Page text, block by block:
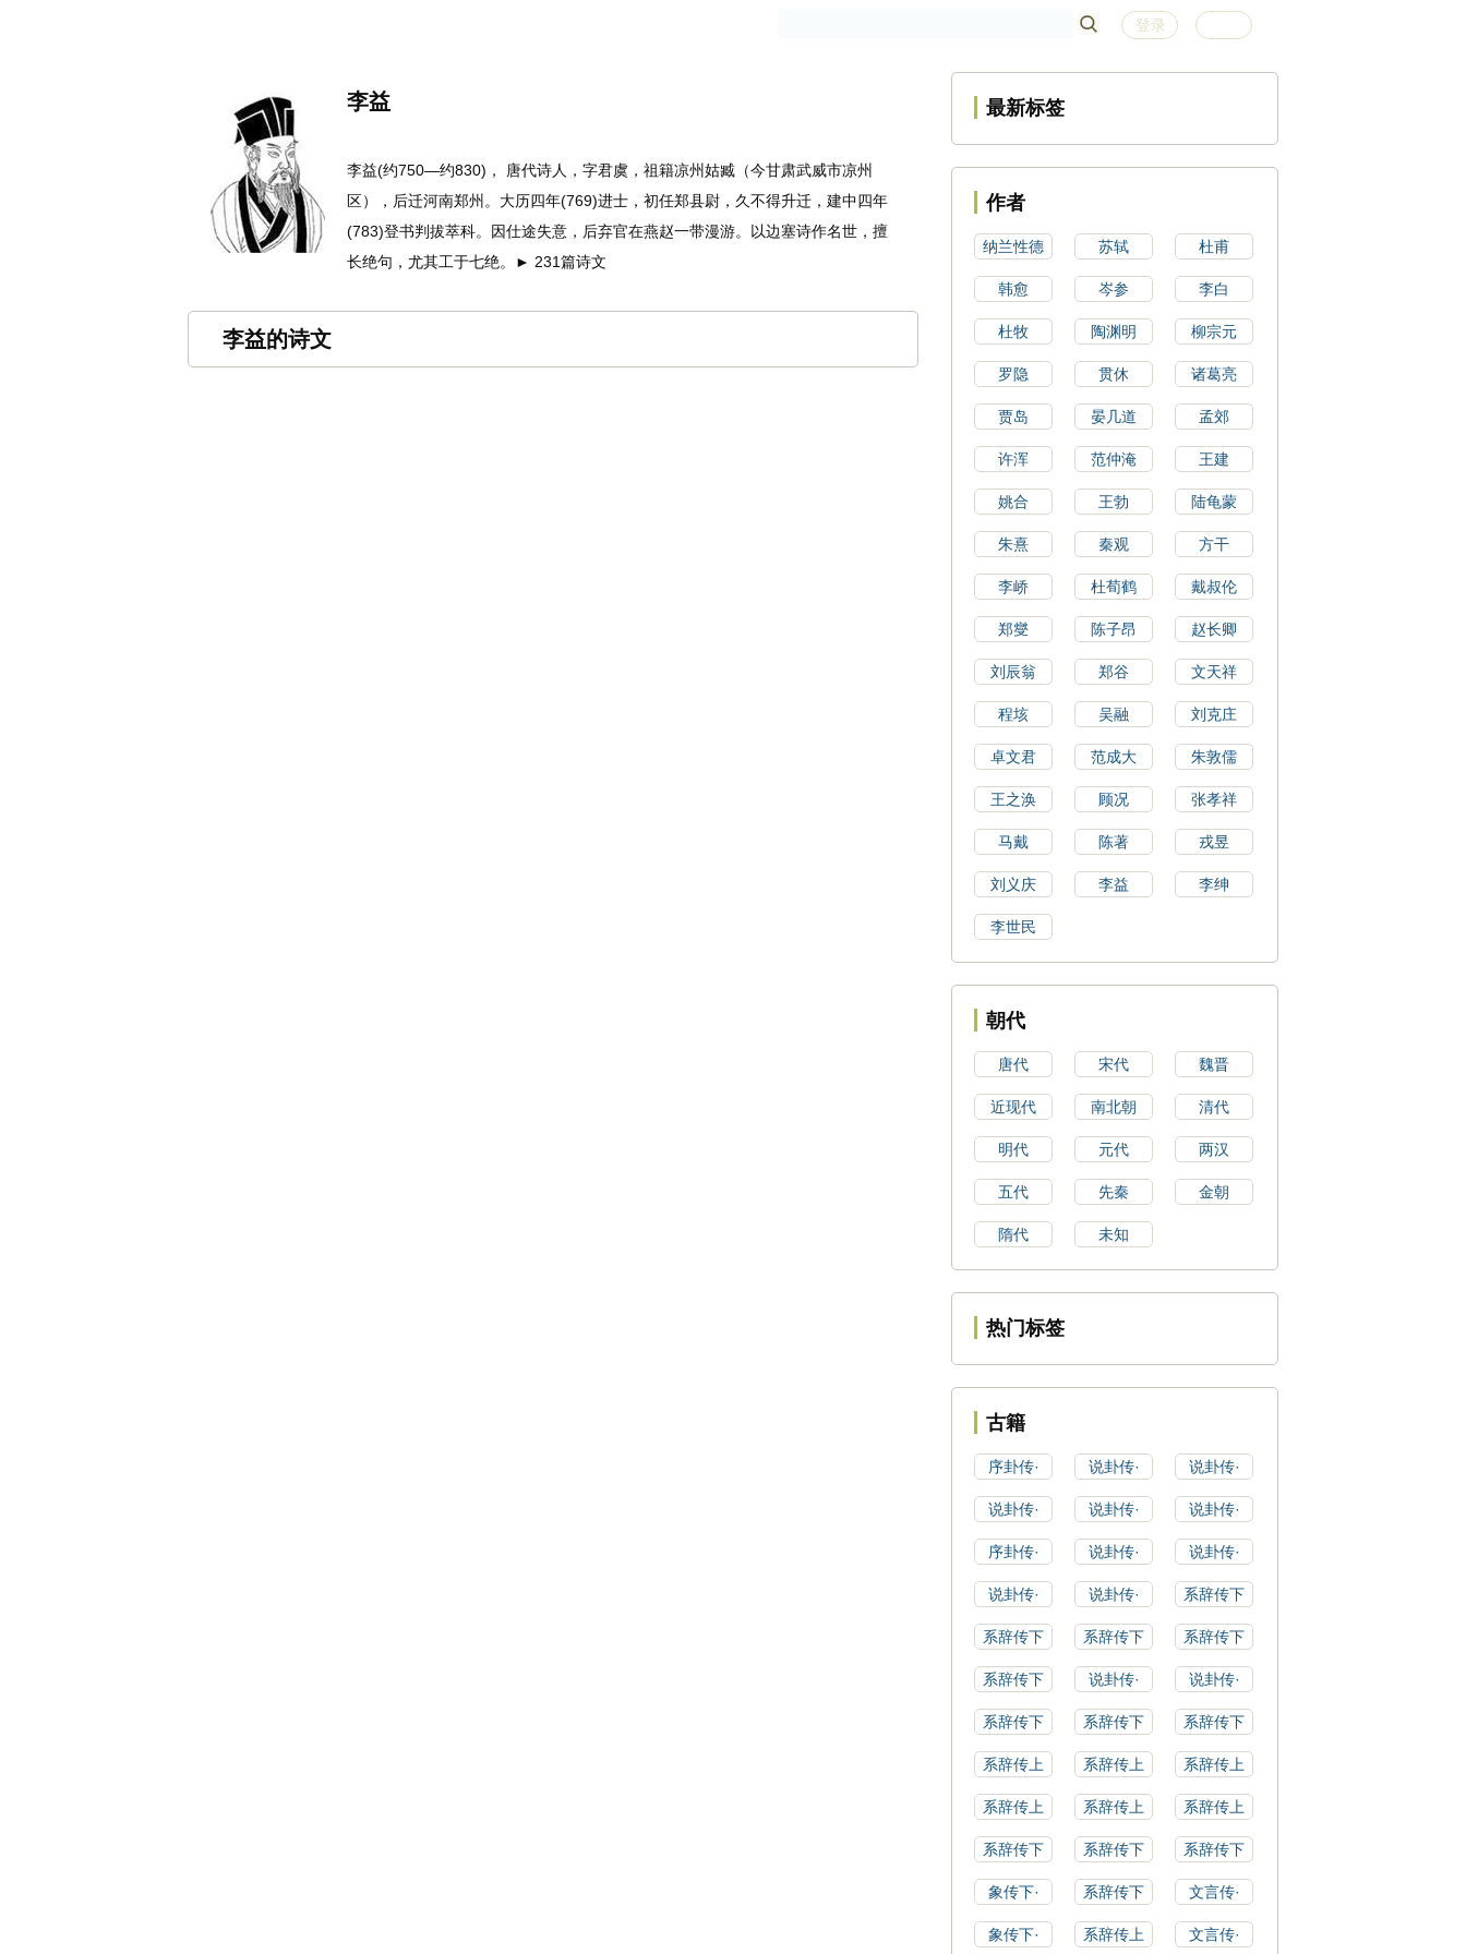
登录
李益
李益(约750—约830)， 唐代诗人，字君虞，祖籍凉州姑臧（今甘肃武威市凉州
区），后迁河南郑州。大历四年(769)进士，初任郑县尉，久不得升迁，建中四年
(783)登书判拔萃科。因仕途失意，后弃官在燕赵一带漫游。以边塞诗作名世，擅
长绝句，尤其工于七绝。► 231篇诗文
李益的诗文
最新标签
作者
纳兰性德 苏轼 杜甫
韩愈 岑参 李白
杜牧 陶渊明 柳宗元
罗隐 贯休 诸葛亮
贾岛 晏几道 孟郊
许浑 范仲淹 王建
姚合 王勃 陆龟蒙
朱熹 秦观 方干
李峤 杜荀鹤 戴叔伦
郑燮 陈子昂 赵长卿
刘辰翁 郑谷 文天祥
程垓 吴融 刘克庄
卓文君 范成大 朱敦儒
王之涣 顾况 张孝祥
马戴 陈著 戎昱
刘义庆 李益 李绅
李世民
朝代
唐代 宋代 魏晋
近现代 南北朝 清代
明代 元代 两汉
五代 先秦 金朝
隋代 未知
热门标签
古籍
序卦传· 说卦传· 说卦传·
说卦传· 说卦传· 说卦传·
序卦传· 说卦传· 说卦传·
说卦传· 说卦传· 系辞传下
系辞传下 系辞传下 系辞传下
系辞传下 说卦传· 说卦传·
系辞传下 系辞传下 系辞传下
系辞传上 系辞传上 系辞传上
系辞传上 系辞传上 系辞传上
系辞传下 系辞传下 系辞传下
象传下· 系辞传下 文言传·
象传下· 系辞传上 文言传·